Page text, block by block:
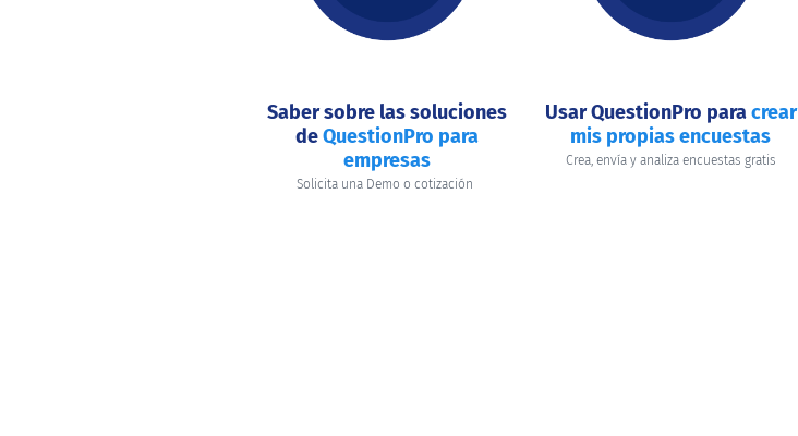
Saber sobre las soluciones
deQuestionPro para
empresas
Solicita una Demo o cotización
Usar QuestionPro paracrear
mis propias encuestas
Crea, envía y analiza encuestas gratis